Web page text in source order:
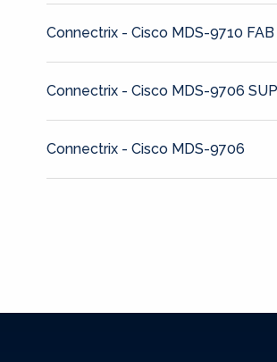
Connectrix - Cisco MDS-9710 FAB
Connectrix - Cisco MDS-9706
Connectrix - Cisco MDS-9706